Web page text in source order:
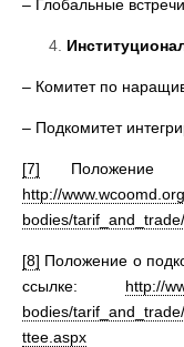
– Глобальные
– Комитет по
– Подкомитет
[7] Положение
http://
bodies/
[8] Положение о
ссылке: http://
bodies/
ttee.aspx